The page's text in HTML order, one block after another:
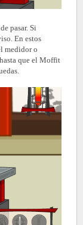
pasar. Si
En estos
medidor o
que el Moffit